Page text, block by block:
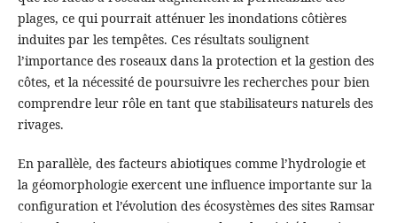
plages, ce qui pourrait atténuer les inondations côtières
induites par les tempêtes. Ces résultats soulignent
l’importance des roseaux dans la protection et la gestion des
côtes, et la nécessité de poursuivre les recherches pour bien
comprendre leur rôle en tant que stabilisateurs naturels des
rivages.
En parallèle, des facteurs abiotiques comme l’hydrologie et
la géomorphologie exercent une influence importante sur la
configuration et l’évolution des écosystèmes des sites Ramsar